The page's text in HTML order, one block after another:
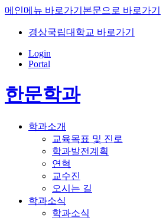
메인메뉴 바로가기 본문으로 바로가기
경상국립대학교 바로가기
Login
Portal
한문학과
학과소개
교육목표 및 진로
학과발전계획
연혁
교수진
오시는 길
학과소식
학과소식